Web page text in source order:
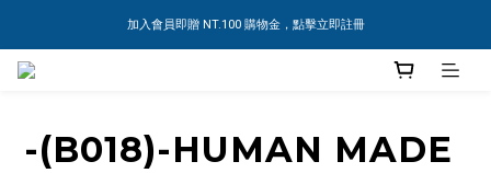
加入會員即贈 NT.100 購物金，點擊立即註冊
-(B018)-HUMAN MADE